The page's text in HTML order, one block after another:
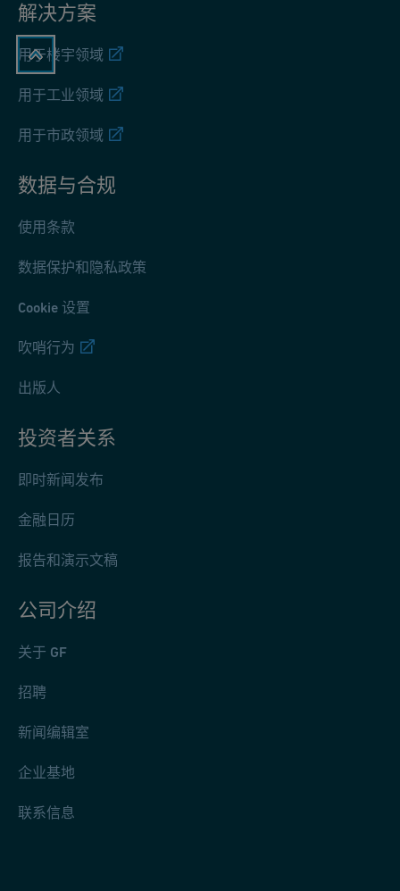
解决方案
用于楼宇领域
用于工业领域
用于市政领域
数据与合规
使用条款
数据保护和隐私政策
Cookie 设置
吹哨行为
出版人
投资者关系
即时新闻发布
金融日历
报告和演示文稿
公司介绍
关于 GF
招聘
新闻编辑室
企业基地
联系信息